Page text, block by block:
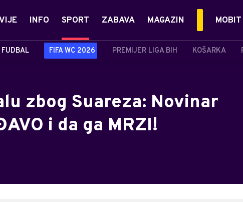
INFO SPORT
FUDBAL FIFA WC 2026 PREMIJER LIGA BIH KOŠARKA
ZABAVA MAGAZIN MOBIT
zbog Suareza: Novinar
i da ga MRZI!